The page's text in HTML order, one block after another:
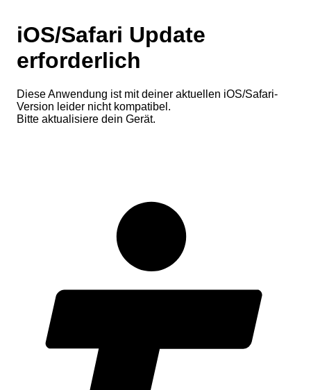
iOS/Safari Update
erforderlich
Diese Anwendung ist mit deiner aktuellen iOS/Safari-
Version leider nicht kompatibel.
Bitte aktualisiere dein Gerät.